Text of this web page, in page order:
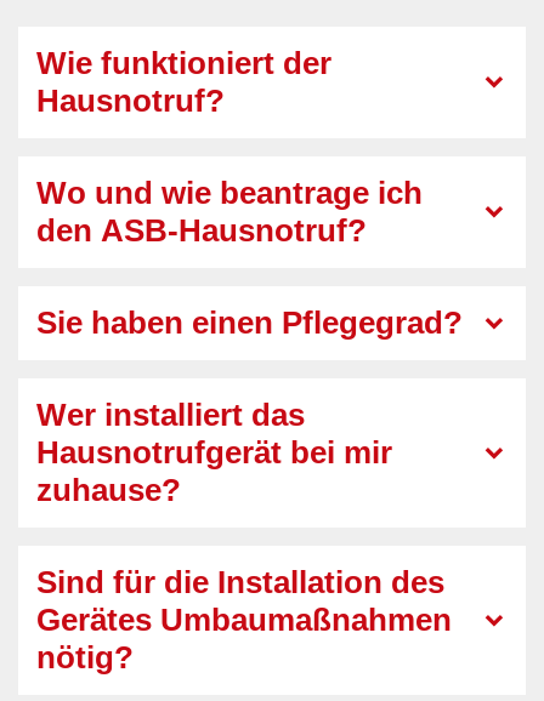
Wie funktioniert der
Hausnotruf?
Wo und wie beantrage ich
den ASB-Hausnotruf?
Sie haben einen Pflegegrad?
Wer installiert das
Hausnotrufgerät bei mir
zuhause?
Sind für die Installation des
Gerätes Umbaumaßnahmen
nötig?